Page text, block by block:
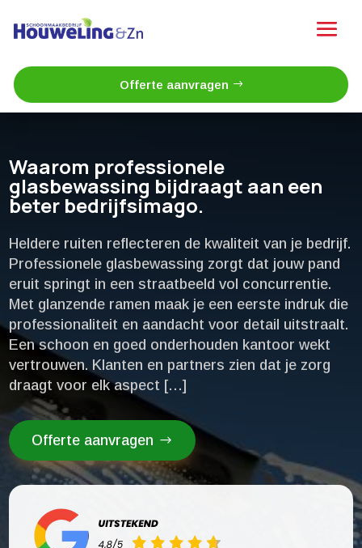
Offerte aanvragen
Waarom professionele
glasbewassing bijdraagt aan een
beter bedrijfsimago.​
Heldere ruiten reflecteren de kwaliteit van je bedrijf.​
Professionele glasbewassing zorgt dat jouw pand
eruit springt in een straatbeeld vol concurrentie.​
Met glanzende ramen maak je een eerste indruk die
professionaliteit en aandacht voor detail uitstraalt.​
Een schoon en goed onderhouden kantoor wekt
vertrouwen.​ Klanten en partners zien dat je zorg
draagt voor elk aspect […]
Offerte aanvragen